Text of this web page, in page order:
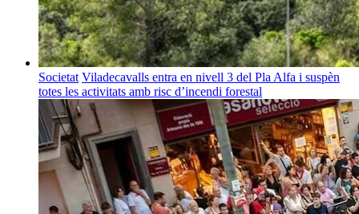
Societat Viladecavalls entra en nivell 3 del Pla Alfa i suspèn
totes les activitats amb risc d’incendi forestal